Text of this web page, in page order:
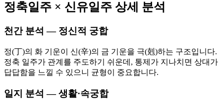
정축일주 × 신유일주 상세 분석
천간 분석 — 정신적 궁합
정(丁)의 화 기운이 신(辛)의 금 기운을 극(剋)하는 구조입니다.
정축 일주가 관계를 주도하기 쉬운데, 통제가 지나치면 상대가
답답함을 느낄 수 있으니 균형이 중요합니다.
일지 분석 — 생활·속궁합